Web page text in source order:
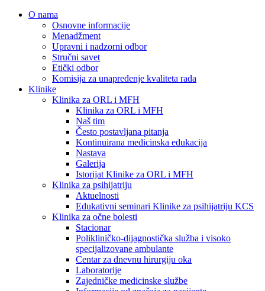
O nama
Osnovne informacije
Menadžment
Upravni i nadzorni odbor
Stručni savet
Etički odbor
Komisija za unapređenje kvaliteta rada
Klinike
Klinika za ORL i MFH
Klinika za ORL i MFH
Naš tim
Često postavljana pitanja
Kontinuirana medicinska edukacija
Nastava
Galerija
Istorijat Klinike za ORL i MFH
Klinika za psihijatriju
Aktuelnosti
Edukativni seminari Klinike za psihijatriju KCS
Klinika za očne bolesti
Stacionar
Polikliničko-dijagnostička služba i visoko
specijalizovane ambulante
Centar za dnevnu hirurgiju oka
Laboratorije
Zajedničke medicinske službe